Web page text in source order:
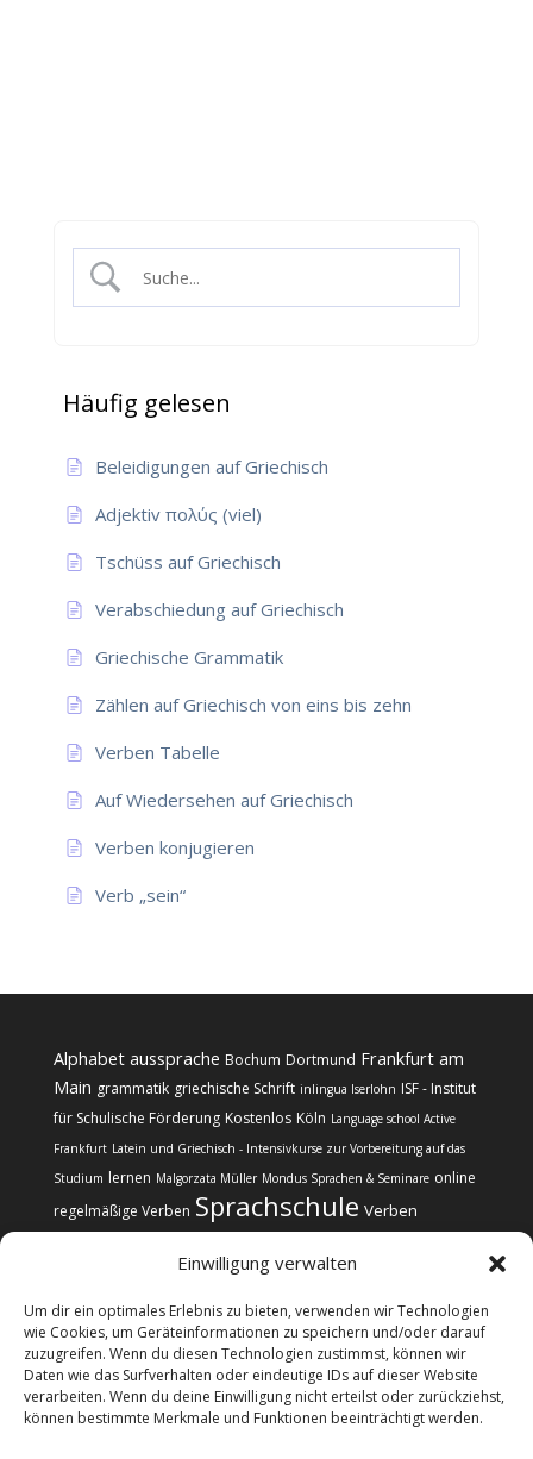
Einwilligung verwalten
Um dir ein optimales Erlebnis zu bieten, verwenden wir Technologien
wie Cookies, um Geräteinformationen zu speichern und/oder darauf
zuzugreifen. Wenn du diesen Technologien zustimmst, können wir
Daten wie das Surfverhalten oder eindeutige IDs auf dieser Website
verarbeiten. Wenn du deine Einwilligung nicht erteilst oder zurückziehst,
können bestimmte Merkmale und Funktionen beeinträchtigt werden.
Häufig gelesen
Beleidigungen auf Griechisch
Adjektiv πολύς (viel)
Tschüss auf Griechisch
Verabschiedung auf Griechisch
Griechische Grammatik
Zählen auf Griechisch von eins bis zehn
Verben Tabelle
Auf Wiedersehen auf Griechisch
Verben konjugieren
Verb „sein“
Alphabet aussprache Bochum Dortmund Frankfurt am
Main grammatik griechische Schrift inlingua Iserlohn ISF - Institut
für Schulische Förderung Kostenlos Köln Language school Active
Frankfurt Latein und Griechisch - Intensivkurse zur Vorbereitung auf das
Studium lernen Malgorzata Müller Mondus Sprachen & Seminare online
regelmäßige Verben Sprachschule Verben
Kontakt Impressum
Datenschutz
Cookie-Richtlinie (EU)